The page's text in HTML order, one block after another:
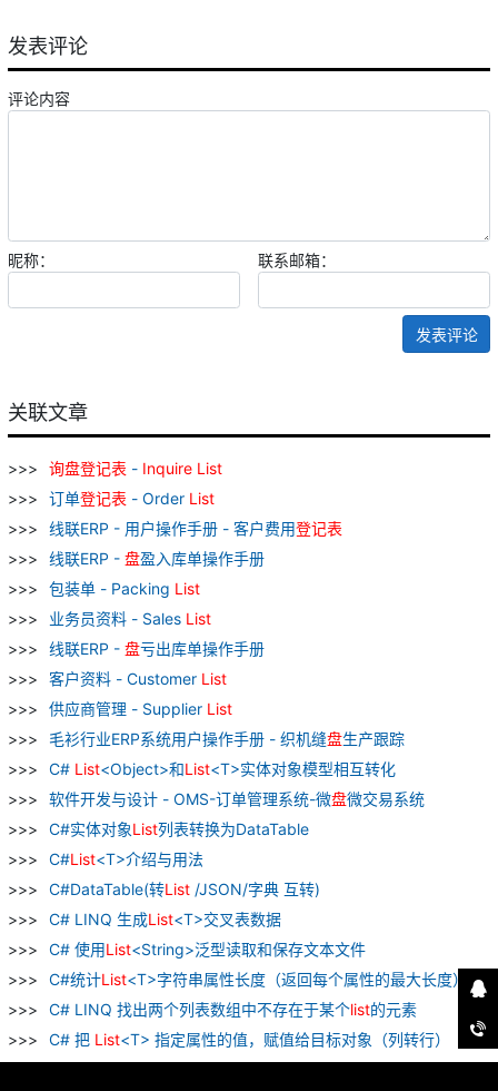
发表评论
评论内容
昵称： 联系邮箱：
发表评论
关联文章
询盘登记表 - Inquire List
订单登记表 - Order List
线联ERP - 用户操作手册 - 客户费用登记表
线联ERP - 盘盈入库单操作手册
包装单 - Packing List
业务员资料 - Sales List
线联ERP - 盘亏出库单操作手册
客户资料 - Customer List
供应商管理 - Supplier List
毛衫行业ERP系统用户操作手册 - 织机缝盘生产跟踪
C# List<Object>和List<T>实体对象模型相互转化
软件开发与设计 - OMS-订单管理系统-微盘微交易系统
C#实体对象List列表转换为DataTable
C#List<T>介绍与用法
C#DataTable(转List /JSON/字典 互转)
C# LINQ 生成List<T>交叉表数据
C# 使用List<String>泛型读取和保存文本文件
C#统计List<T>字符串属性长度（返回每个属性的最大长度）
C# LINQ 找出两个列表数组中不存在于某个list的元素
C# 把 List<T> 指定属性的值，赋值给目标对象（列转行）